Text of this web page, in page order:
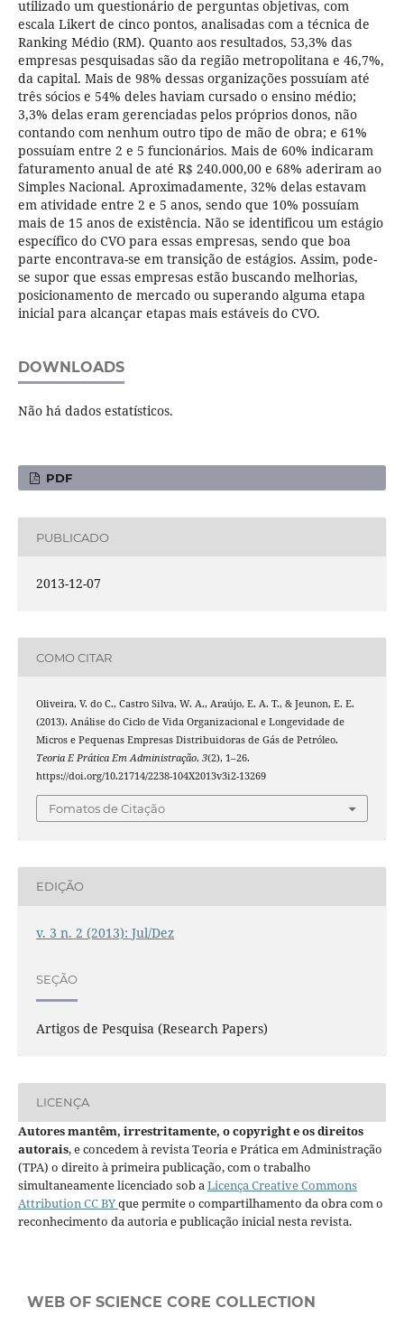
utilizado um questionário de perguntas objetivas, com
escala Likert de cinco pontos, analisadas com a técnica de
Ranking Médio (RM). Quanto aos resultados, 53,3% das
empresas pesquisadas são da região metropolitana e 46,7%,
da capital. Mais de 98% dessas organizações possuíam até
três sócios e 54% deles haviam cursado o ensino médio;
3,3% delas eram gerenciadas pelos próprios donos, não
contando com nenhum outro tipo de mão de obra; e 61%
possuíam entre 2 e 5 funcionários. Mais de 60% indicaram
faturamento anual de até R$ 240.000,00 e 68% aderiram ao
Simples Nacional. Aproximadamente, 32% delas estavam
em atividade entre 2 e 5 anos, sendo que 10% possuíam
mais de 15 anos de existência. Não se identificou um estágio
específico do CVO para essas empresas, sendo que boa
parte encontrava-se em transição de estágios. Assim, pode-
se supor que essas empresas estão buscando melhorias,
posicionamento de mercado ou superando alguma etapa
inicial para alcançar etapas mais estáveis do CVO.
DOWNLOADS
Não há dados estatísticos.
PDF
PUBLICADO
2013-12-07
COMO CITAR
Oliveira, V. do C., Castro Silva, W. A., Araújo, E. A. T., & Jeunon, E. E.
(2013). Análise do Ciclo de Vida Organizacional e Longevidade de
Micros e Pequenas Empresas Distribuidoras de Gás de Petróleo.
Teoria E Prática Em Administração, 3(2), 1–26.
https://doi.org/10.21714/2238-104X2013v3i2-13269
Fomatos de Citação
EDIÇÃO
v. 3 n. 2 (2013): Jul/Dez
SEÇÃO
Artigos de Pesquisa (Research Papers)
LICENÇA
Autores mantêm, irrestritamente, o copyright e os direitos
autorais, e concedem à revista Teoria e Prática em Administração
(TPA) o direito à primeira publicação, com o trabalho
simultaneamente licenciado sob aLicença Creative Commons
Attribution CC BYque permite o compartilhamento da obra com o
reconhecimento da autoria e publicação inicial nesta revista.
WEB OF SCIENCE CORE COLLECTION